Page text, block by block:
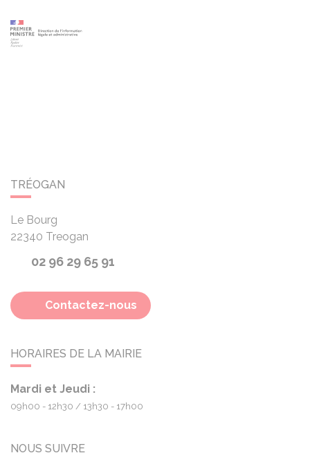
TRÉOGAN
Le Bourg
22340 Treogan
02 96 29 65 91
Contactez-nous
HORAIRES DE LA MAIRIE
Mardi et Jeudi :
09h00 - 12h30 13h30 - 17h00
NOUS SUIVRE